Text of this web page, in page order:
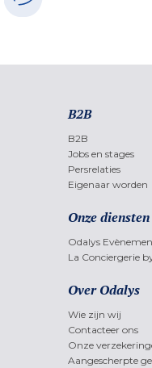
B2B
B2B
Jobs en stages
Persrelaties
Eigenaar worden
Onze diensten
Odalys
La Conciergerie
Over Odalys
Wie zijn wij
Contacteer ons
Onze
Aangescherpte